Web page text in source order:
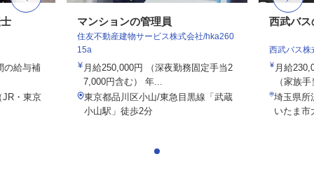
の給与補
JR・東京
マンションの管理員
住友不動産建物サービス株式会社/hka260
15a
月給250,000円 （深夜勤務固定手当2
7,000円含む） 年...
東京都品川区小山/東急目黒線「武蔵
小山駅」徒歩2分
西武バス
西武バス株
月給
（家族
埼玉県所
いたま市